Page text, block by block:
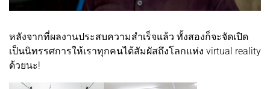
หลังจากที่ผลงานประสบความสำเร็จแล้ว ทั้งสองก็จะจัดเปิด
เป็นนิทรรศการให้เราทุกคนได้สัมผัสถึงโลกแห่ง virtual reality
ด้วยนะ!